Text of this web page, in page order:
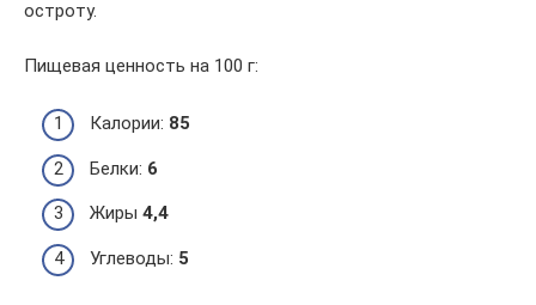
остроту.
Пищевая ценность на 100 г:
Калории: 85
Белки: 6
Жиры 4,4
Углеводы: 5